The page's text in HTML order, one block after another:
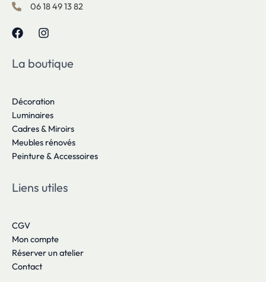
06 18 49 13 82
La boutique
Décoration
Luminaires
Cadres & Miroirs
Meubles rénovés
Peinture & Accessoires
Liens utiles
CGV
Mon compte
Réserver un atelier
Contact